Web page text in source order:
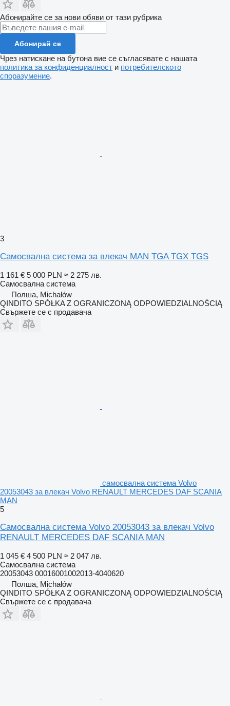
Абонирайте се за нови обяви от тази рубрика
Абонирай се
Чрез натискане на бутона вие се съгласявате с нашата
политика за конфиденциалност и потребителското
споразумение.
3
Самосвална система за влекач MAN TGA TGX TGS
1 161 € 5 000 PLN ≈ 2 275 лв.
Самосвална система
Полша, Michałów
QINDITO SPÓŁKA Z OGRANICZONĄ ODPOWIEDZIALNOŚCIĄ
Свържете се с продавача
самосвална система Volvo
20053043 за влекач Volvo RENAULT MERCEDES DAF SCANIA
MAN
5
Самосвална система Volvo 20053043 за влекач Volvo
RENAULT MERCEDES DAF SCANIA MAN
1 045 € 4 500 PLN ≈ 2 047 лв.
Самосвална система
20053043 00016001002013-4040620
Полша, Michałów
QINDITO SPÓŁKA Z OGRANICZONĄ ODPOWIEDZIALNOŚCIĄ
Свържете се с продавача